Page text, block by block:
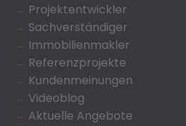
→ Projektentwickler
→ Sachverständiger
→ Immobilienmakler
→ Referenzprojekte
→ Kundenmeinungen
→ Videoblog
→ Aktuelle Angebote